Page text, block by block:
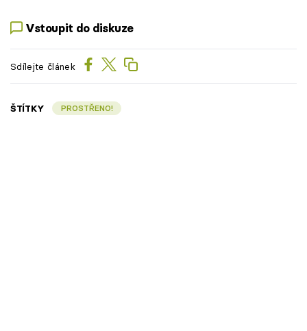
Vstoupit do diskuze
Sdílejte článek
ŠTÍTKY PROSTŘENO!